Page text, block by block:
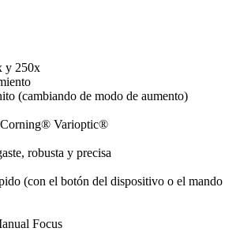
y 250x
(cambiando de modo de aumento)
Varioptic®
robusta y precisa
(con el botón del dispositivo o el mando
Focus